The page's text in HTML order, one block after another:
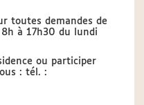
toutes demandes de
à 17h30 du lundi
ou participer
: tél. :